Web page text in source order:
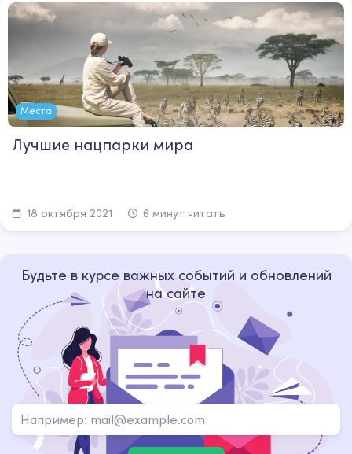
Места
Лучшие нацпарки мира
18 октября 2021 6 минут читать
Будьте в курсе важных событий и обновлений
на сайте